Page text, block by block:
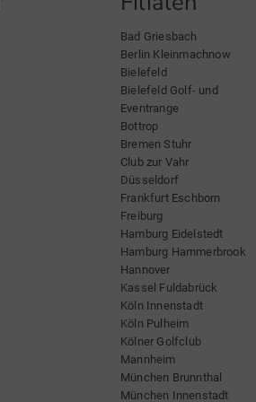
Bad Griesbach
Berlin Kleinmachnow
Bielefeld
Bielefeld Golf- und
Eventrange
Bottrop
Bremen Stuhr
Club zur Vahr
Düsseldorf
Frankfurt Eschborn
Freiburg
Hamburg Eidelstedt
Hamburg Hammerbrook
Hannover
Kassel Fuldabrück
Köln Innenstadt
Köln Pulheim
Kölner Golfclub
Mannheim
München Brunnthal
München Innenstadt